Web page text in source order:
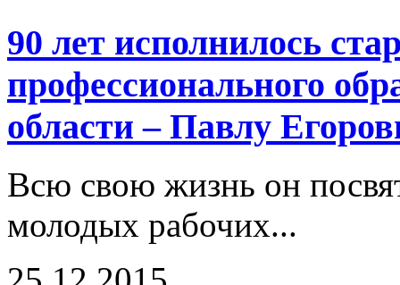
90 лет исполнилось
профессионального
области – Павлу
Всю свою жизнь он
молодых рабочих...